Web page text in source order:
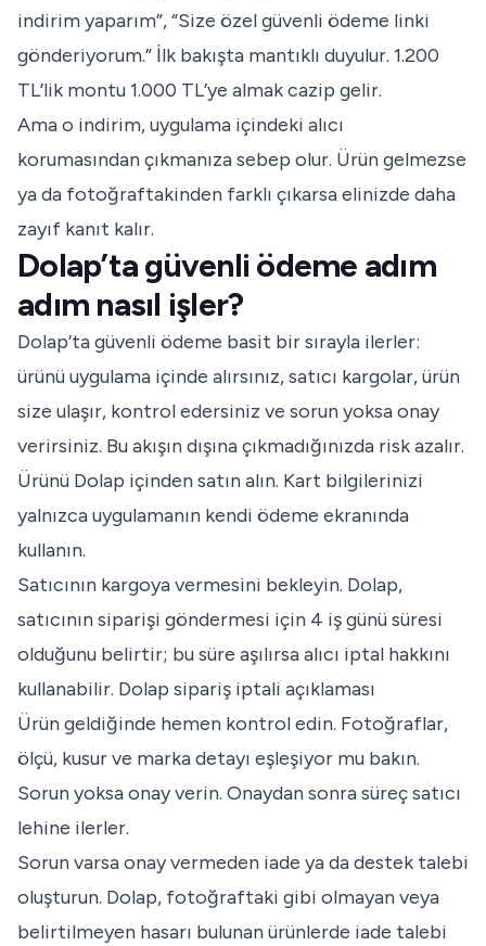
indirim yaparım”, “Size özel güvenli ödeme linki
gönderiyorum.” İlk bakışta mantıklı duyulur. 1.200
TL’lik montu 1.000 TL’ye almak cazip gelir.
Ama o indirim, uygulama içindeki alıcı
korumasından çıkmanıza sebep olur. Ürün gelmezse
ya da fotoğraftakinden farklı çıkarsa elinizde daha
zayıf kanıt kalır.
Dolap’ta güvenli ödeme adım
adım nasıl işler?
Dolap’ta güvenli ödeme basit bir sırayla ilerler:
ürünü uygulama içinde alırsınız, satıcı kargolar, ürün
size ulaşır, kontrol edersiniz ve sorun yoksa onay
verirsiniz. Bu akışın dışına çıkmadığınızda risk azalır.
Ürünü Dolap içinden satın alın. Kart bilgilerinizi
yalnızca uygulamanın kendi ödeme ekranında
kullanın.
Satıcının kargoya vermesini bekleyin. Dolap,
satıcının siparişi göndermesi için 4 iş günü süresi
olduğunu belirtir; bu süre aşılırsa alıcı iptal hakkını
kullanabilir. Dolap sipariş iptali açıklaması
Ürün geldiğinde hemen kontrol edin. Fotoğraflar,
ölçü, kusur ve marka detayı eşleşiyor mu bakın.
Sorun yoksa onay verin. Onaydan sonra süreç satıcı
lehine ilerler.
Sorun varsa onay vermeden iade ya da destek talebi
oluşturun. Dolap, fotoğraftaki gibi olmayan veya
belirtilmeyen hasarı bulunan ürünlerde iade talebi